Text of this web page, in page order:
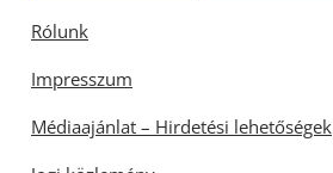
Rólunk
Impresszum
Médiaajánlat – Hirdetési lehetőségek